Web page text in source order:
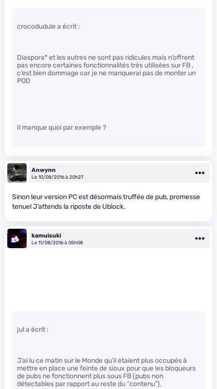
crocodudule a écrit :
Diaspora* et les autres ne sont pas ridicules mais n’offrent
pas encore certaines fonctionnalités très utilisées sur FB ,
c’est bien dommage car je ne manquerai pas de monter un
POD
Il manque quoi par exemple ?
Anwynn
Le 10/08/2016 à 20h27
Sinon leur version PC est désormais truffée de pub, promesse
tenue! J’attends la riposte de Ublock.
kamuisuki
Le 11/08/2016 à 05h08
jul a écrit :
J’ai lu ce matin sur le Monde qu’il étaient plus occupés à
mettre en place une feinte de sioux pour que les bloqueurs
de pubs ne fonctionnent plus sous FB (pubs non
détectables par rapport au reste du “contenu”).